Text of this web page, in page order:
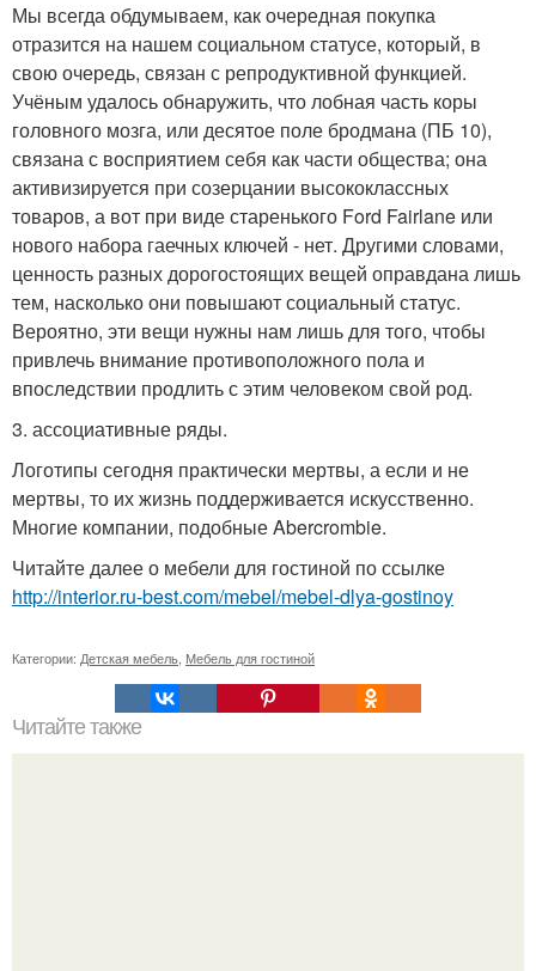
Мы всегда обдумываем, как очередная покупка
отразится на нашем социальном статусе, который, в
свою очередь, связан с репродуктивной функцией.
Учёным удалось обнаружить, что лобная часть коры
головного мозга, или десятое поле бродмана (ПБ 10),
связана с восприятием себя как части общества; она
активизируется при созерцании высококлассных
товаров, а вот при виде старенького Ford Fairlane или
нового набора гаечных ключей - нет. Другими словами,
ценность разных дорогостоящих вещей оправдана лишь
тем, насколько они повышают социальный статус.
Вероятно, эти вещи нужны нам лишь для того, чтобы
привлечь внимание противоположного пола и
впоследствии продлить с этим человеком свой род.
3. ассоциативные ряды.
Логотипы сегодня практически мертвы, а если и не
мертвы, то их жизнь поддерживается искусственно.
Многие компании, подобные Abercrombie.
Читайте далее о мебели для гостиной по ссылке
http://interior.ru-best.com/mebel/mebel-dlya-gostinoy
Категории: Детская мебель, Мебель для гостиной
Читайте также